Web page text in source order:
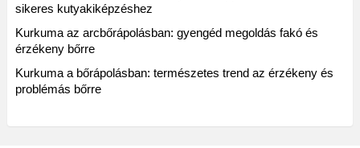
sikeres kutyakiképzéshez
Kurkuma az arcbőrápolásban: gyengéd megoldás fakó és
érzékeny bőrre
Kurkuma a bőrápolásban: természetes trend az érzékeny és
problémás bőrre